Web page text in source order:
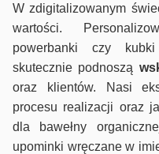
W zdigitalizowanym
wartości.
powerbanki czy
skutecznie podnoszą
oraz klientów. Nasi
procesu realizacji oraz
dla bawełny
upominki wręczane w